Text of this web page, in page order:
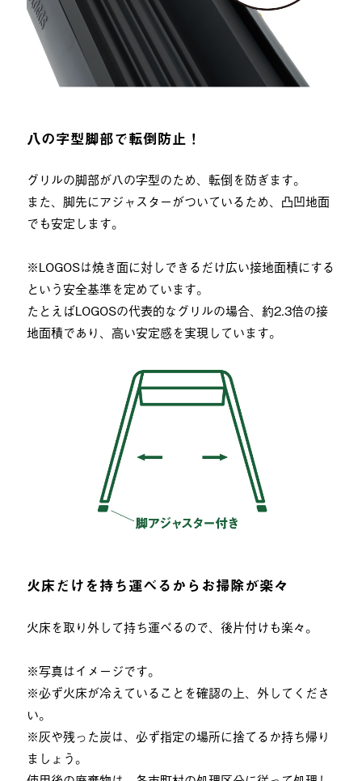
八の字型脚部で転倒防止！
グリルの脚部が八の字型のため、転倒を防ぎます。
また、脚先にアジャスターがついているため、凸凹地面
でも安定します。
※LOGOSは焼き面に対しできるだけ広い接地面積にする
という安全基準を定めています。
たとえばLOGOSの代表的なグリルの場合、約2.3倍の接
地面積であり、高い安定感を実現しています。
火床だけを持ち運べるからお掃除が楽々
火床を取り外して持ち運べるので、後片付けも楽々。
※写真はイメージです。
※必ず火床が冷えていることを確認の上、外してくださ
い。
※灰や残った炭は、必ず指定の場所に捨てるか持ち帰り
ましょう。